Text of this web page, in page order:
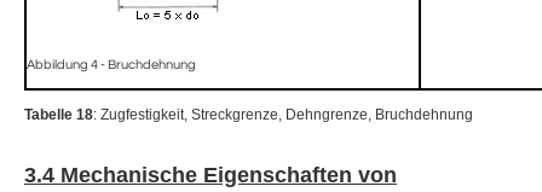
Abbildung 4 - Bruchdehnung
Tabelle 18: Zugfestigkeit, Streckgrenze, Dehngrenze, Bruchdehnung
3.4 Mechanische Eigenschaften von